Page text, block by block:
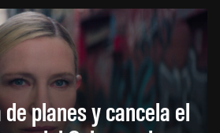
planes y cancela el